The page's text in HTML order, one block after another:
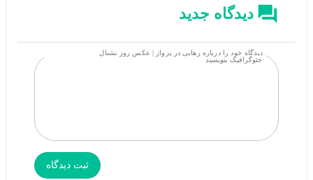
دیدگاه جدید
دیدگاه خود را درباره رهایی در پرواز | عکس روز نشنال
جئوگرافیک بنویسید
ثبت دیدگاه